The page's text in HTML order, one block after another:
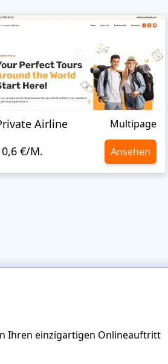
Airline Multipage
€/M. Ansehen
Ihren einzigartigen Onlineauftritt